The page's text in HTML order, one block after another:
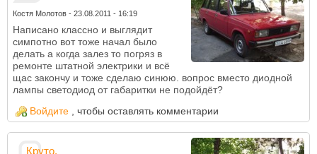
Костя Молотов- 23.08.2011 - 16:19
Написано классно и выглядит
симпотно вот тоже начал было
делать а когда залез то погряз в
ремонте штатной электрики и всё
щас закончу и тоже сделаю синюю. вопрос вместо диодной
лампы светодиод от габаритки не подойдёт?
Войдите
, чтобы оставлять комментарии
Круто.